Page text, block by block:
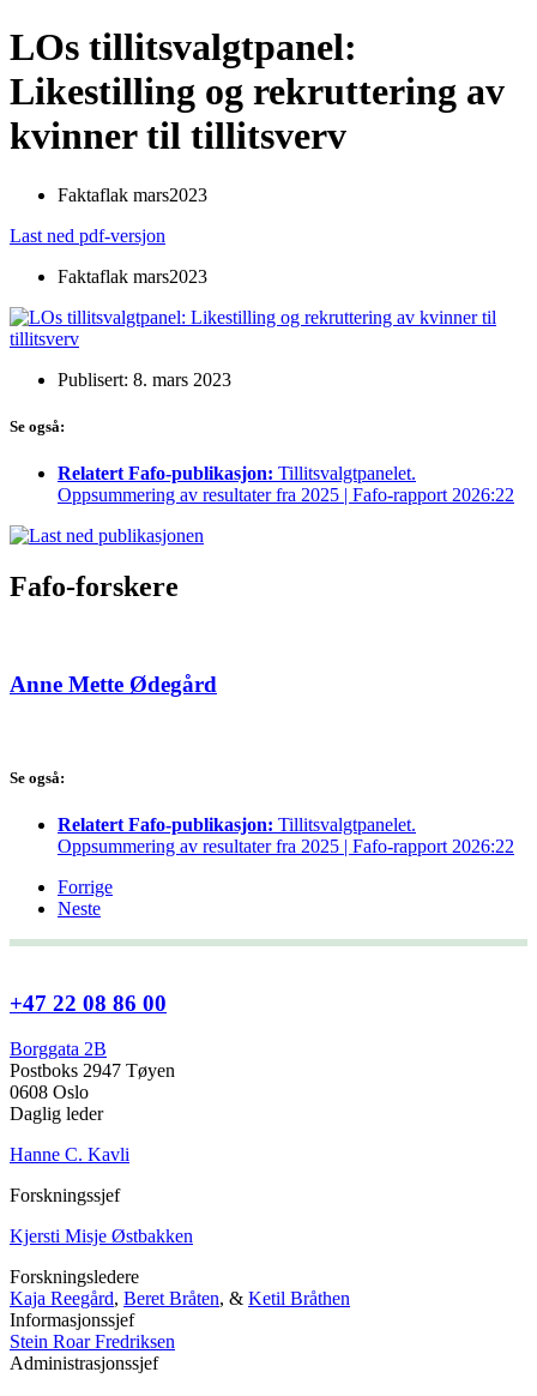
LOs tillitsvalgtpanel:
Likestilling og rekruttering av
kvinner til tillitsverv
Faktaflak mars2023
Last ned pdf-versjon
Faktaflak mars2023
Publisert: 8. mars 2023
Se også:
Relatert Fafo-publikasjon: Tillitsvalgtpanelet.
Oppsummering av resultater fra 2025 | Fafo-rapport 2026:22
Fafo-forskere
Anne Mette Ødegård
Se også:
Relatert Fafo-publikasjon: Tillitsvalgtpanelet.
Oppsummering av resultater fra 2025 | Fafo-rapport 2026:22
Forrige
Neste
+47 22 08 86 00
Borggata 2B
Postboks 2947 Tøyen
0608 Oslo
Daglig leder
Hanne C. Kavli
Forskningssjef
Kjersti Misje Østbakken
Forskningsledere
Kaja Reegård, Beret Bråten, & Ketil Bråthen
Informasjonssjef
Stein Roar Fredriksen
Administrasjonssjef